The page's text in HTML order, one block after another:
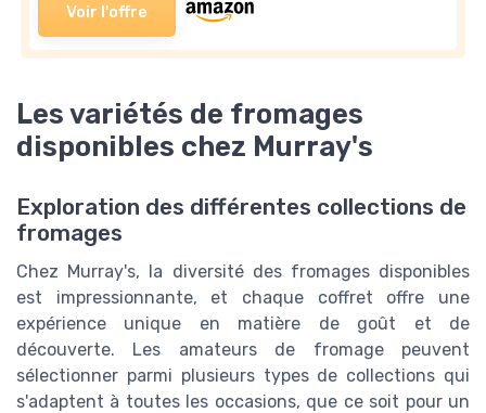
Voir l'offre
Les variétés de fromages
disponibles chez Murray's
Exploration des différentes collections de
fromages
Chez Murray's, la diversité des fromages disponibles
est impressionnante, et chaque coffret offre une
expérience unique en matière de goût et de
découverte. Les amateurs de fromage peuvent
sélectionner parmi plusieurs types de collections qui
s'adaptent à toutes les occasions, que ce soit pour un